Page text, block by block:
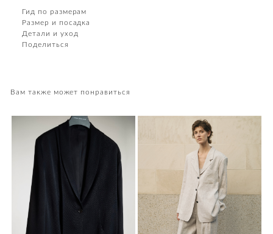
Гид по размерам
Размер и посадка
Детали и уход
Поделиться
Вам также может понравиться